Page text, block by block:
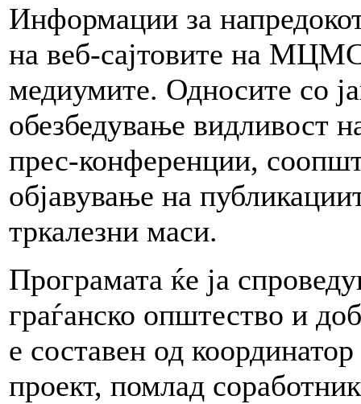
Информации за
на веб-сајтовите на
медиумите. Односите со
обезбедување
прес-конференции,
објавување на
тркалезни маси.
Програмата ќе ја
граѓанско општество и
е составен од
проект, помлад